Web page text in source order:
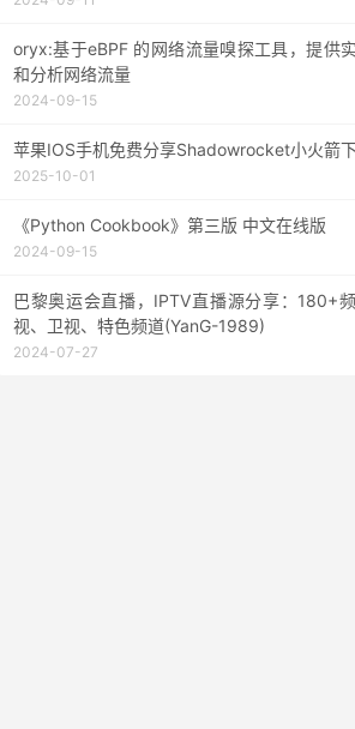
oryx:基于eBPF 的网络流量嗅探工具，提供
和分析网络流量
2024-09-15
苹果IOS手机免费分享Shadowrocket小火箭
2025-10-01
《Python Cookbook》第三版 中文在线版
2024-09-15
巴黎奥运会直播，IPTV直播源分享：180+
视、卫视、特色频道(YanG-1989)
2024-07-27